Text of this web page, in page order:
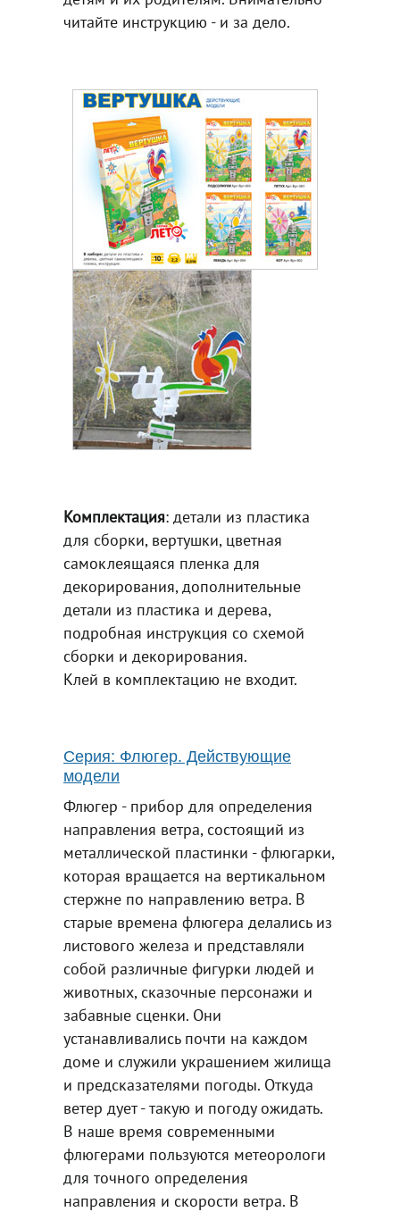
читайте инструкцию - и за дело.
Комплектация: детали из пластика
для сборки, вертушки, цветная
самоклеящаяся пленка для
декорирования, дополнительные
детали из пластика и дерева,
подробная инструкция со схемой
сборки и декорирования.
Клей в комплектацию не входит.
Серия: Флюгер. Действующие
модели
Флюгер - прибор для определения
направления ветра, состоящий из
металлической пластинки - флюгарки,
которая вращается на вертикальном
стержне по направлению ветра. В
старые времена флюгера делались из
листового железа и представляли
собой различные фигурки людей и
животных, сказочные персонажи и
забавные сценки. Они
устанавливались почти на каждом
доме и служили украшением жилища
и предсказателями погоды. Откуда
ветер дует - такую и погоду ожидать.
В наше время современными
флюгерами пользуются метеорологи
для точного определения
направления и скорости ветра. В